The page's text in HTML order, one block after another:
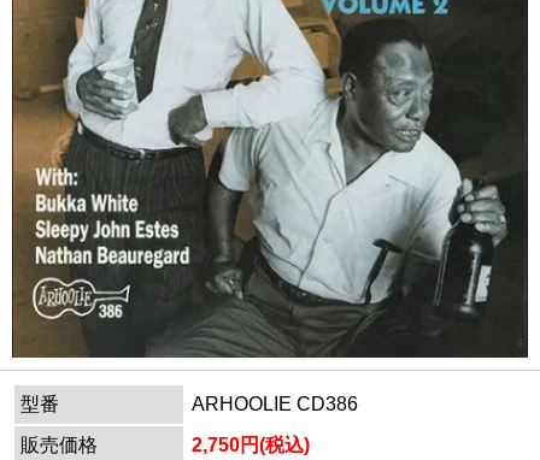
型番
ARHOOLIE CD386
販売価格
2,750円(税込)